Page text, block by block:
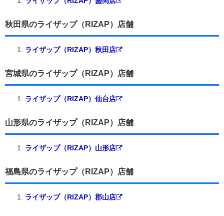
秋田県のライザップ（RIZAP）店舗
ライザップ（RIZAP）秋田店
宮城県のライザップ（RIZAP）店舗
ライザップ（RIZAP）仙台店
山形県のライザップ（RIZAP）店舗
ライザップ（RIZAP）山形店
福島県のライザップ（RIZAP）店舗
ライザップ（RIZAP）郡山店